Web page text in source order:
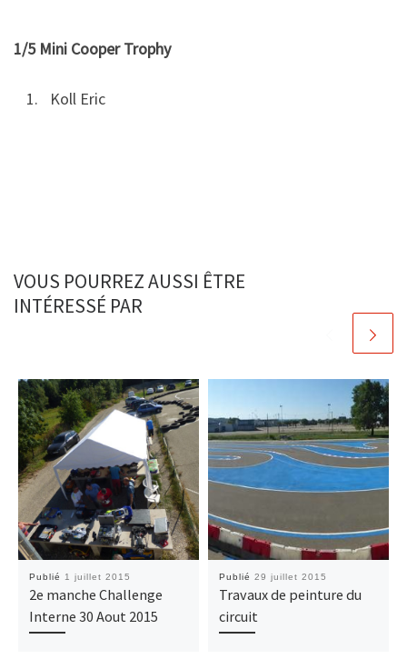
1/5 Mini Cooper Trophy
Koll Eric
VOUS POURREZ AUSSI ÊTRE
INTÉRESSÉ PAR
Publié 1 juillet 2015
2e manche Challenge
Interne 30 Aout 2015
Publié 29 juillet 2015
Travaux de peinture du
circuit